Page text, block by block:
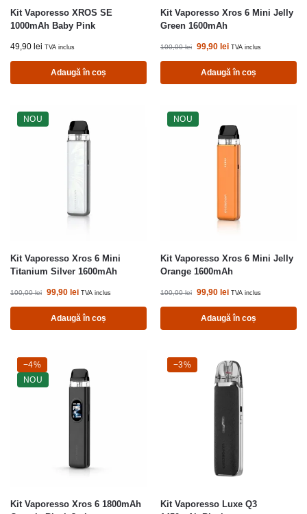
Kit Vaporesso XROS SE
1000mAh Baby Pink
49,90 lei TVA inclus
Adaugă în coș
Kit Vaporesso Xros 6 Mini Jelly
Green 1600mAh
100,00lei 99,90 lei TVA inclus
Adaugă în coș
NOU
Kit Vaporesso Xros 6 Mini
Titanium Silver 1600mAh
100,00lei 99,90 lei TVA inclus
Adaugă în coș
NOU
Kit Vaporesso Xros 6 Mini Jelly
Orange 1600mAh
100,00lei 99,90 lei TVA inclus
Adaugă în coș
-4%
−4%
NOU
Kit Vaporesso Xros 6 1800mAh
-3%
−3%
Kit Vaporesso Luxe Q3